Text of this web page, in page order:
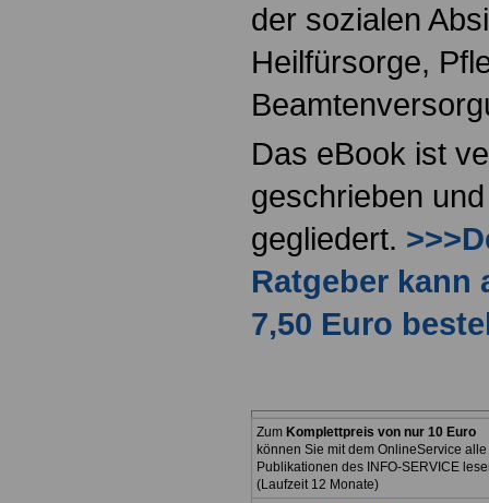
der sozialen
Heilfürsorge,
Das eBook ist
geschrieben
gegliedert.
Ratgeber kann
7,50 Euro
Zum Komplettpreis von nur 10 Euro
können Sie mit dem OnlineService alle
Publikationen des INFO-SERVICE
(Laufzeit 12 Monate)